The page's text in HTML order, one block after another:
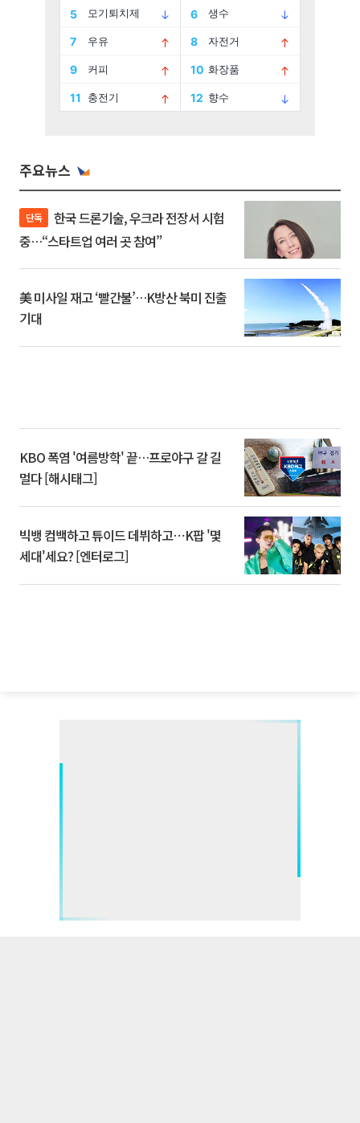
주요뉴스
단독
중…“스타트업 여러 곳 참여”
美 미사일 재고 ‘빨간불’…K방산 북미 진출
기대
KBO 폭염 '여름방학' 끝…프로야구 갈 길
멀다 [해시태그]
빅뱅 컴백하고 튜이드 데뷔하고⋯K팝 '몇
세대'세요? [엔터로그]